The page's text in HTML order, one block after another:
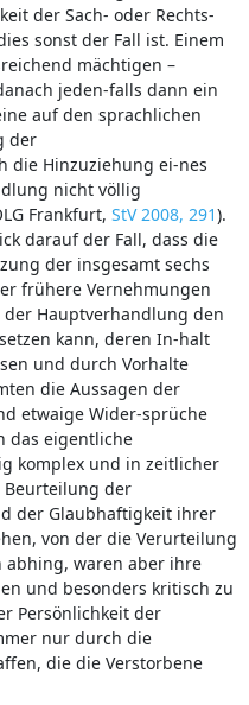
der Sach- oder Rechts-
sonst der Fall ist. Einem
mächtigen –
jeden-falls dann ein
auf den sprachlichen
der
die Hinzuziehung ei-nes
nicht völlig
Frankfurt, StV 2008, 291).
darauf der Fall, dass die
der insgesamt sechs
frühere Vernehmungen
Hauptverhandlung den
kann, deren In-halt
und durch Vorhalte
die Aussagen der
etwaige Wider-sprüche
das eigentliche
komplex und in zeitlicher
Beurteilung der
der Glaubhaftigkeit ihrer
von der die Verurteilung
abhing, waren aber ihre
und besonders kritisch zu
Persönlichkeit der
nur durch die
die die Verstorbene